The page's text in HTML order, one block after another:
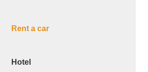
Rent a car
Hotel